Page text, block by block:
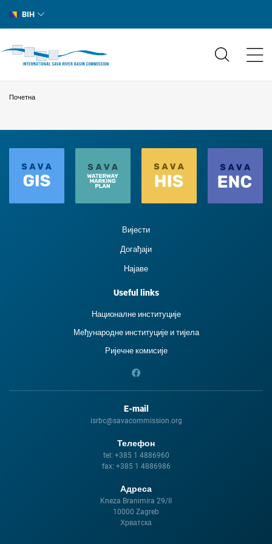
BIH
Почетна
Вијести
Догађаји
Најаве
Useful links
Националне институције
Међународне институције и тиjела
Ријечне комисије
E-mail
isrbc@savacommission.org
Телефон
tel: +385 1 4886960
fax: +385 1 4886986
Адреса
Kneza Branimira 29/II
10000 Zagreb
Хрватска